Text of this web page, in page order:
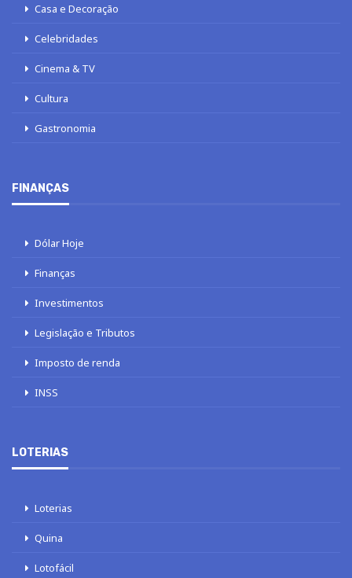
Casa e Decoração
Celebridades
Cinema & TV
Cultura
Gastronomia
FINANÇAS
Dólar Hoje
Finanças
Investimentos
Legislação e Tributos
Imposto de renda
INSS
LOTERIAS
Loterias
Quina
Lotofácil